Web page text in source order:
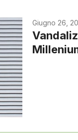
Giugno 26,